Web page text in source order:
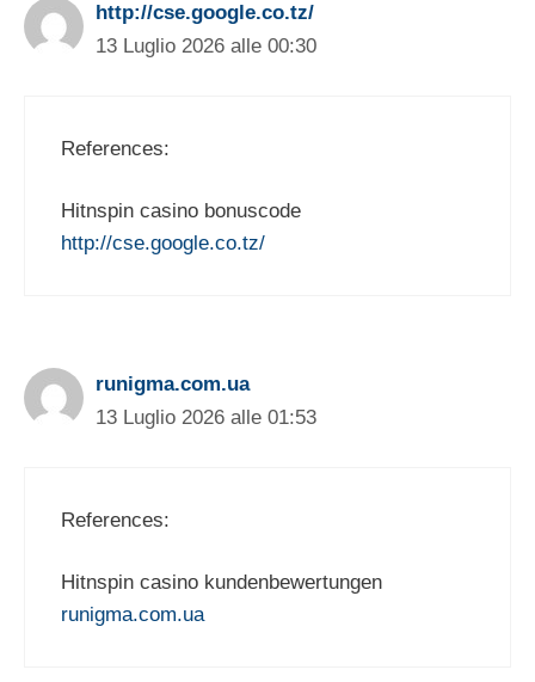
http://cse.google.co.tz/
13 Luglio 2026 alle 00:30
References:
Hitnspin casino bonuscode
http://cse.google.co.tz/
runigma.com.ua
13 Luglio 2026 alle 01:53
References:
Hitnspin casino kundenbewertungen
runigma.com.ua